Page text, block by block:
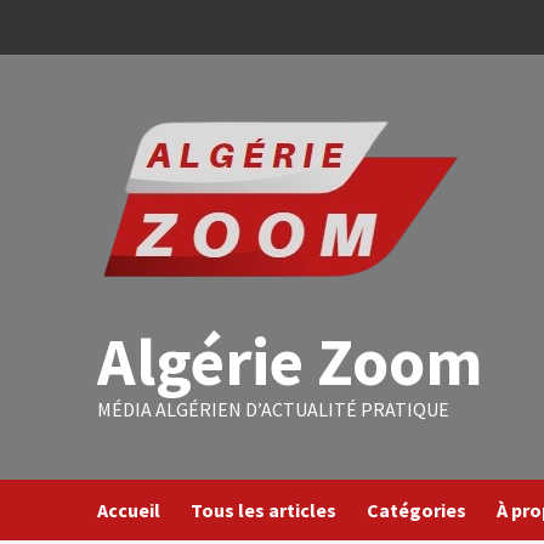
Algérie Zoom
MÉDIA ALGÉRIEN D’ACTUALITÉ PRATIQUE
Accueil Tous les articles Catégories À